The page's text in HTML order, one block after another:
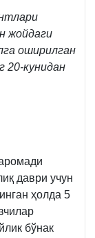
жойдаги
оширилган
20-кунидан
даври учун
ҳолда 5
бўнак